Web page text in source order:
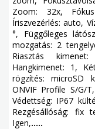
Zoom: 32x,
Íriszvezérlés: auto,
°, Függőleges
mozgatás: 2
Riasztás
Hangkimenet: 1,
rögzítés: microSD
ONVIF Profile S/G/
Védettség: IP67
Rezgésállóság: fix
Igen,.....